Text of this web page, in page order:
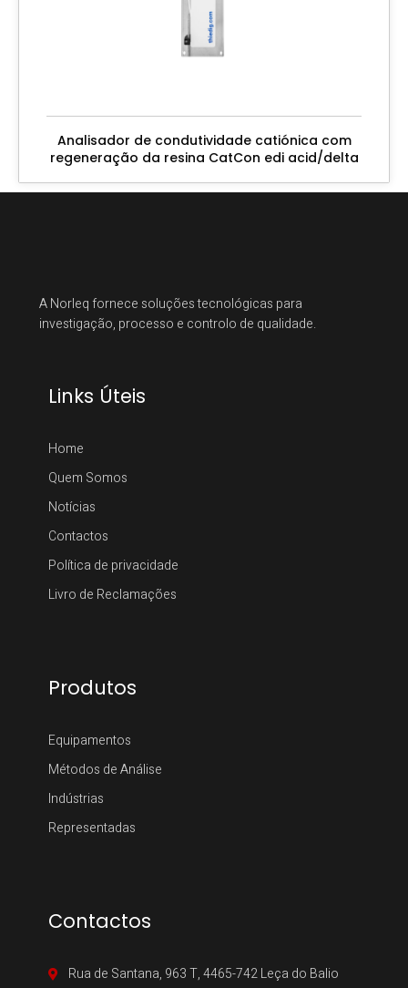
Analisador de condutividade catiónica com
regeneração da resina CatCon edi acid/delta
A Norleq fornece soluções tecnológicas para
investigação, processo e controlo de qualidade.
Links Úteis
Home
Quem Somos
Notícias
Contactos
Política de privacidade
Livro de Reclamações
Produtos
Equipamentos
Métodos de Análise
Indústrias
Representadas
Contactos
Rua de Santana, 963 T, 4465-742 Leça do Balio